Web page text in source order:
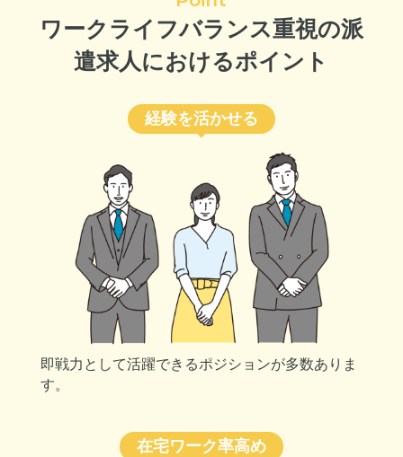
ワークライフバランス重視の派
遣求人におけるポイント
経験を活かせる
即戦力として活躍できるポジションが多数ありま
す。
在宅ワーク率高め